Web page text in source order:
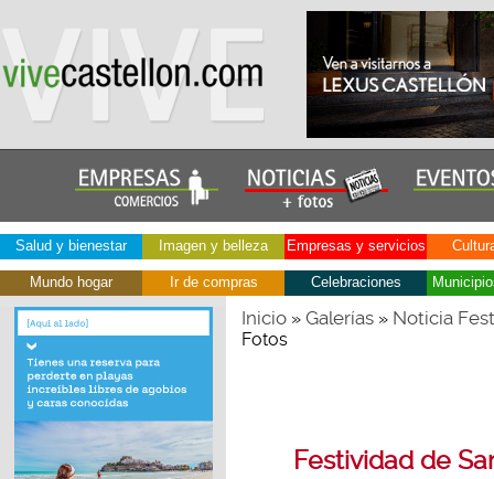
Salud y bienestar Imagen y belleza Empresas y servicios
Mundo hogar Ir de compras Celebraciones
Inicio» Galerías» Noticia
Fotos
Festividad de